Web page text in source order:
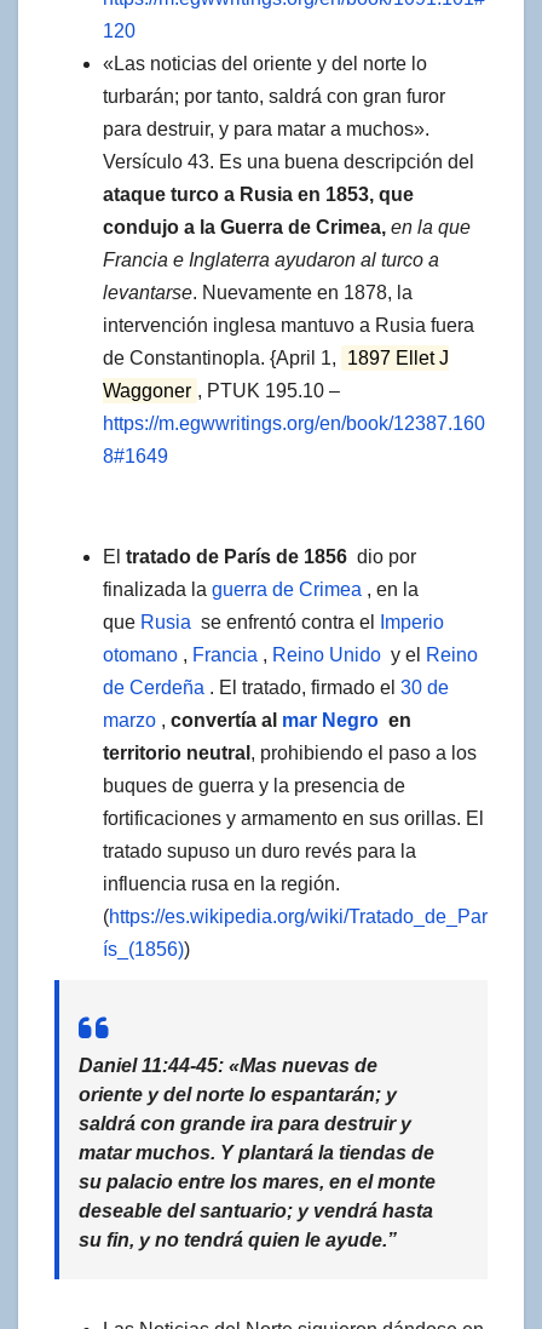
120
«Las noticias del oriente y del norte lo
turbarán; por tanto, saldrá con gran furor
para destruir, y para matar a muchos».
Versículo 43. Es una buena descripción del
ataque turco a Rusia en 1853, que
condujo a la Guerra de Crimea, en la que
Francia e Inglaterra ayudaron al turco a
levantarse. Nuevamente en 1878, la
intervención inglesa mantuvo a Rusia fuera
de Constantinopla. {April 1,
1897 Ellet J
Waggoner , PTUK 195.10 –
https://m.egwwritings.org/en/book/12387.160
8#1649
El tratado de París de 1856 dio por
finalizada la guerra de Crimea , en la
que Rusia se enfrentó contra el
Imperio
otomano , Francia , Reino Unido y el Reino
de Cerdeña . El tratado, firmado el 30 de
marzo , convertía al mar Negro en
territorio neutral , prohibiendo el paso a los
buques de guerra y la presencia de
fortificaciones y armamento en sus orillas. El
tratado supuso un duro revés para la
influencia rusa en la región.
(https://es.wikipedia.org/wiki/Tratado_de_Par
ís_(1856))
Daniel 11:44-45: «Mas nuevas de
oriente y delnorte lo espantarán; y
saldrá con grande ira para destruir y
matar muchos. Yplantará la tiendas de
su palacio entre los mares, en el monte
deseable del santuario; y vendrá hasta
su fin, y no tendrá quien le ayude.”